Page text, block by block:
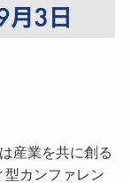
産業を共に創る
カンファレン